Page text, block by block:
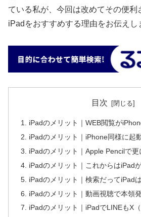
ている私が、今回は改めてその便利
iPadをおすすめする理由をお伝えし
目次
iPadのメリット｜WEB閲覧が
iPadのメリット｜iPhone同様に起
iPadのメリット｜Apple Pencilで更
iPadのメリット｜これからはiPad
iPadのメリット｜検索だってiPad
iPadのメリット｜動画視聴で本領発
iPadのメリット｜iPadでLINEもX